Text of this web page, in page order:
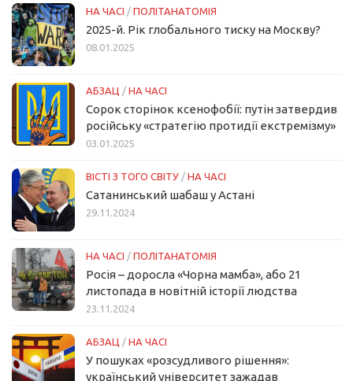
НА ЧАСІ / ПОЛІТАНАТОМІЯ
2025-й. Рік глобального тиску на Москву?
08.01.2025
АБЗАЦ / НА ЧАСІ
Сорок сторінок ксенофобії: путін затвердив
російську «стратегію протидії екстремізму»
03.01.2025
ВІСТІ З ТОГО СВІТУ / НА ЧАСІ
Сатанинський шабаш у Астані
29.11.2024
НА ЧАСІ / ПОЛІТАНАТОМІЯ
Росія – доросла «Чорна мамба», або 21
листопада в новітній історії людства
23.11.2024
АБЗАЦ / НА ЧАСІ
У пошуках «розсудливого рішення»:
український університет зажадав